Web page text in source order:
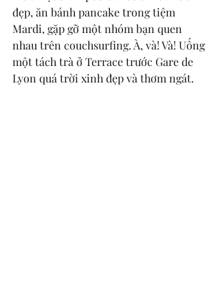
đẹp, ăn bánh pancake trong tiệm
Mardi, gặp gỡ một nhóm bạn quen
nhau trên couchsurfing. À, và! Và! Uống
một tách trà ở Terrace trước Gare de
Lyon quá trời xinh đẹp và thơm ngát.